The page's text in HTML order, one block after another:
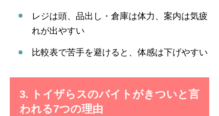
レジは頭、品出し・倉庫は体力、案内は気疲
れが出やすい
比較表で苦手を避けると、体感は下げやすい
3. トイザらスのバイトがきついと言
われる7つの理由